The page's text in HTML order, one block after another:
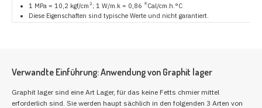
1 MPa = 10,2 kgf/cm 2 ; 1 W/m.k = 0,86 KCal/cm.h.°C
Diese Eigenschaften sind typische Werte und nicht garantiert.
Verwandte Einführung: Anwendung von Graphit lager
Graphit lager sind eine Art Lager, für das keine Fetts chmier mittel
erforderlich sind. Sie werden haupt sächlich in den folgenden 3 Arten von